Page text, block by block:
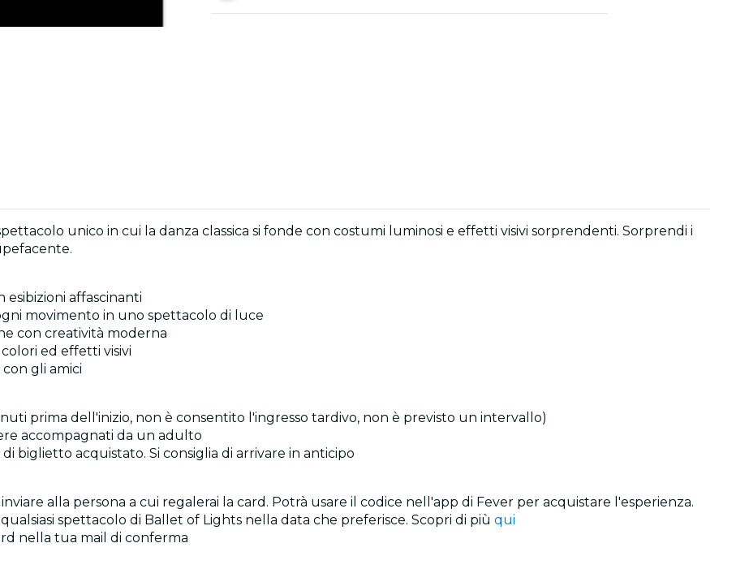
unico in cui la danza classica si fonde con costumi luminosi e effetti visivi sorprendenti. Sorprendi i
esibizioni affascinanti
movimento in uno spettacolo di luce
con creatività moderna
ed effetti visivi
gli amici
prima dell'inizio, non è consentito l'ingresso tardivo, non è previsto un intervallo)
accompagnati da un adulto
biglietto acquistato. Si consiglia di arrivare in anticipo
alla persona a cui regalerai la card. Potrà usare il codice nell'app di Fever per acquistare l'esperienza.
spettacolo di Ballet of Lights nella data che preferisce. Scopri di più qui
nella tua mail di conferma